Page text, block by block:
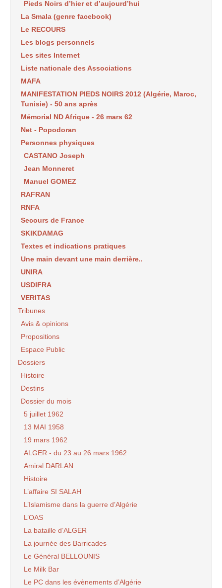
Pieds Noirs d’hier et d’aujourd’hui
La Smala (genre facebook)
Le RECOURS
Les blogs personnels
Les sites Internet
Liste nationale des Associations
MAFA
MANIFESTATION PIEDS NOIRS 2012 (Algérie, Maroc,
Tunisie) - 50 ans après
Mémorial ND Afrique - 26 mars 62
Net - Popodoran
Personnes physiques
CASTANO Joseph
Jean Monneret
Manuel GOMEZ
RAFRAN
RNFA
Secours de France
SKIKDAMAG
Textes et indications pratiques
Une main devant une main derrière..
UNIRA
USDIFRA
VERITAS
Tribunes
Avis & opinions
Propositions
Espace Public
Dossiers
Histoire
Destins
Dossier du mois
5 juillet 1962
13 MAI 1958
19 mars 1962
ALGER - du 23 au 26 mars 1962
Amiral DARLAN
Histoire
L’affaire SI SALAH
L’Islamisme dans la guerre d’Algérie
L’OAS
La bataille d’ALGER
La journée des Barricades
Le Général BELLOUNIS
Le Milk Bar
Le PC dans les évènements d’Algérie